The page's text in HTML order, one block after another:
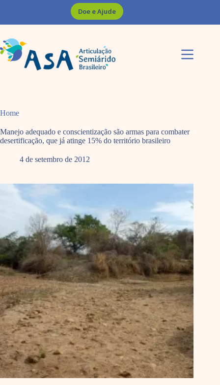
Doe e Ajude
Home
Manejo adequado e conscientização são armas para combater
desertificação, que já atinge 15% do território brasileiro
4 de setembro de 2012